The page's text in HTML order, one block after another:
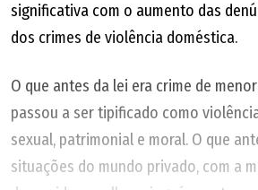
significativa com o aumento das
dos crimes de violência doméstica.
O que antes da lei era crime de
passou a ser tipificado como
sexual, patrimonial e moral. O que
situações do mundo privado, com a